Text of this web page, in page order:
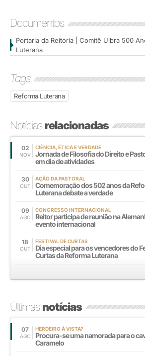
Documentos
Portaria da Reitoria | Comitê Ulbra 500
Luterana
Tags
Reforma Luterana
Notíciasrelacionadas
02
NOV
CIÊNCIA, ÉTICA E VERDADE
Jornada de Filosofia do Direito e
em dia de atividades
30
OUT
AÇÃO DA PASTORAL
Comemoração dos 502 anos da
Luterana debate a verdade
09
AGO
CONGRESSO INTERNACIONAL
Reitor participa de reunião na
evento internacional
18
OUT
FESTIVAL DE CURTAS
Dia especial para os vencedores do
Curtas da Reforma Luterana
Últimasnotícias
07
AGO
HERDEIRO À VISTA?
Procura-se uma namorada para o
Caramelo